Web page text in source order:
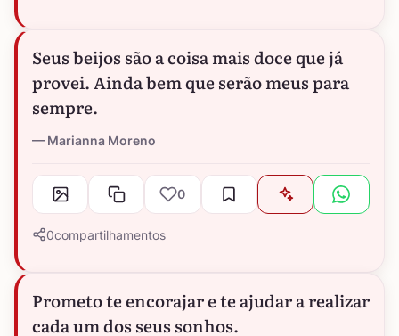
Seus beijos são a coisa mais doce que já
provei. Ainda bem que serão meus para
sempre.
Marianna Moreno
0
0compartilhamentos
Prometo te encorajar e te ajudar a realizar
cada um dos seus sonhos.